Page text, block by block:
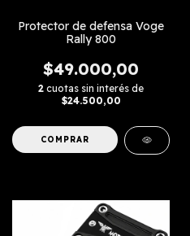
Protector de defensa Voge
Rally 800
$49.000,00
2 cuotas sin interés de
$24.500,00